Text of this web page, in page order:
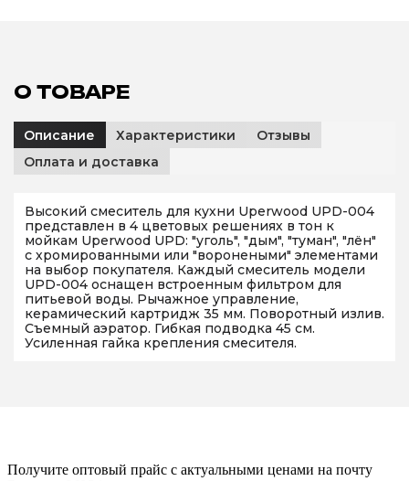
О ТОВАРЕ
Описание Характеристики
Отзывы
Оплата и доставка
Высокий смеситель для кухни Uperwood UPD-004
представлен в 4 цветовых решениях в тон к
мойкам Uperwood UPD: "уголь", "дым", "туман", "лён"
с хромированными или "воронеными" элементами
на выбор покупателя. Каждый смеситель модели
UPD-004 оснащен встроенным фильтром для
питьевой воды. Рычажное управление,
керамический картридж 35 мм. Поворотный излив.
Съемный аэратор. Гибкая подводка 45 см.
Усиленная гайка крепления смесителя.
Получите оптовый прайс с актуальными ценами на почту